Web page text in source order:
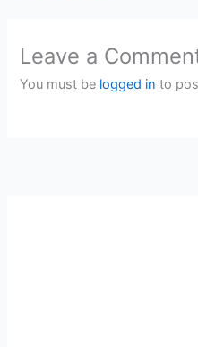
Leave a
You must be logged in to